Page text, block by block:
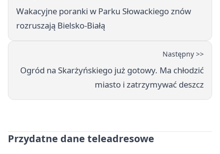
Wakacyjne poranki w Parku Słowackiego znów
rozruszają Bielsko-Białą
Następny >>
Ogród na Skarżyńskiego już gotowy. Ma chłodzić
miasto i zatrzymywać deszcz
Przydatne dane teleadresowe